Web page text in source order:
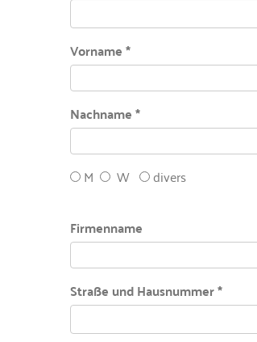
Vorname *
Nachname *
M W divers
Firmenname
Straße und Hausnummer *